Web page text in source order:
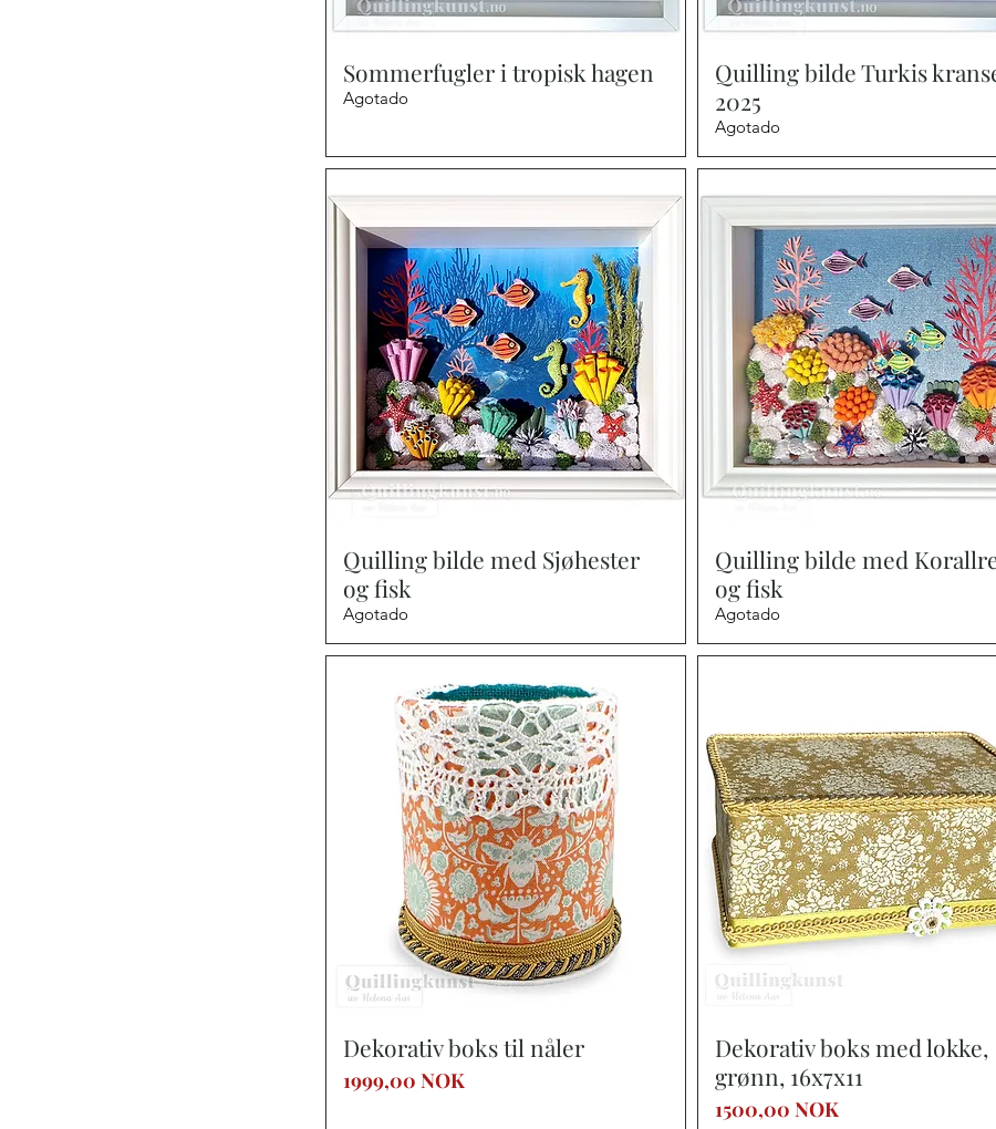
Vista rápida
Sommerfugler i tropisk hagen
Agotado
Vista rápida
Quilling bilde Turkis
2025
Agotado
Vista rápida
Quilling bilde med Sjøhester
og fisk
Agotado
Vista rápida
Quilling bilde med
og fisk
Agotado
Vista rápida
Dekorativ boks til nåler
Precio
1999,00 NOK
Vista rápida
Dekorativ boks med lokke,
grønn, 16x7x11
Precio
1500,00 NOK